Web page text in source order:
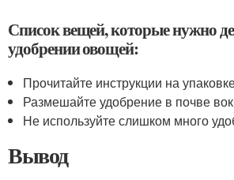
Список вещей, которые нужно
удобрении овощей:
Прочитайте инструкции на
Размешайте удобрение в почве
Не используйте слишком много
Вывод